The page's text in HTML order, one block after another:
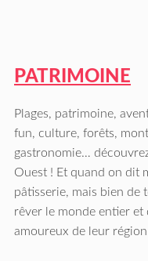
PATRIMOINE
Plages, patrimoine,
fun, culture, forêts,
gastronomie…
Ouest ! Et quand on dit
pâtisserie, mais bien de
rêver le monde entier et
amoureux de leur